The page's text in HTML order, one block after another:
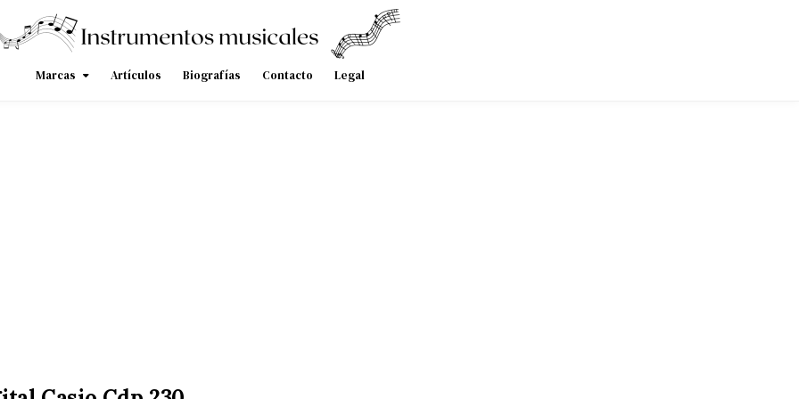
Marcas Artículos Biografías Contacto Legal